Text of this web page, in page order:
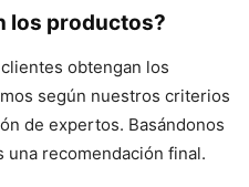
los productos?
obtengan los
según nuestros criterios
de expertos. Basándonos
una recomendación final.